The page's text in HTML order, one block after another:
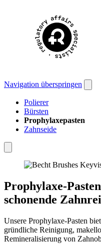
Navigation überspringen
Polierer
Bürsten
Prophylaxepasten
Zahnseide
Prophylaxe-
schonende
Unsere Prophylaxe-Pasten
gründliche Reinigung,
Remineralisierung von